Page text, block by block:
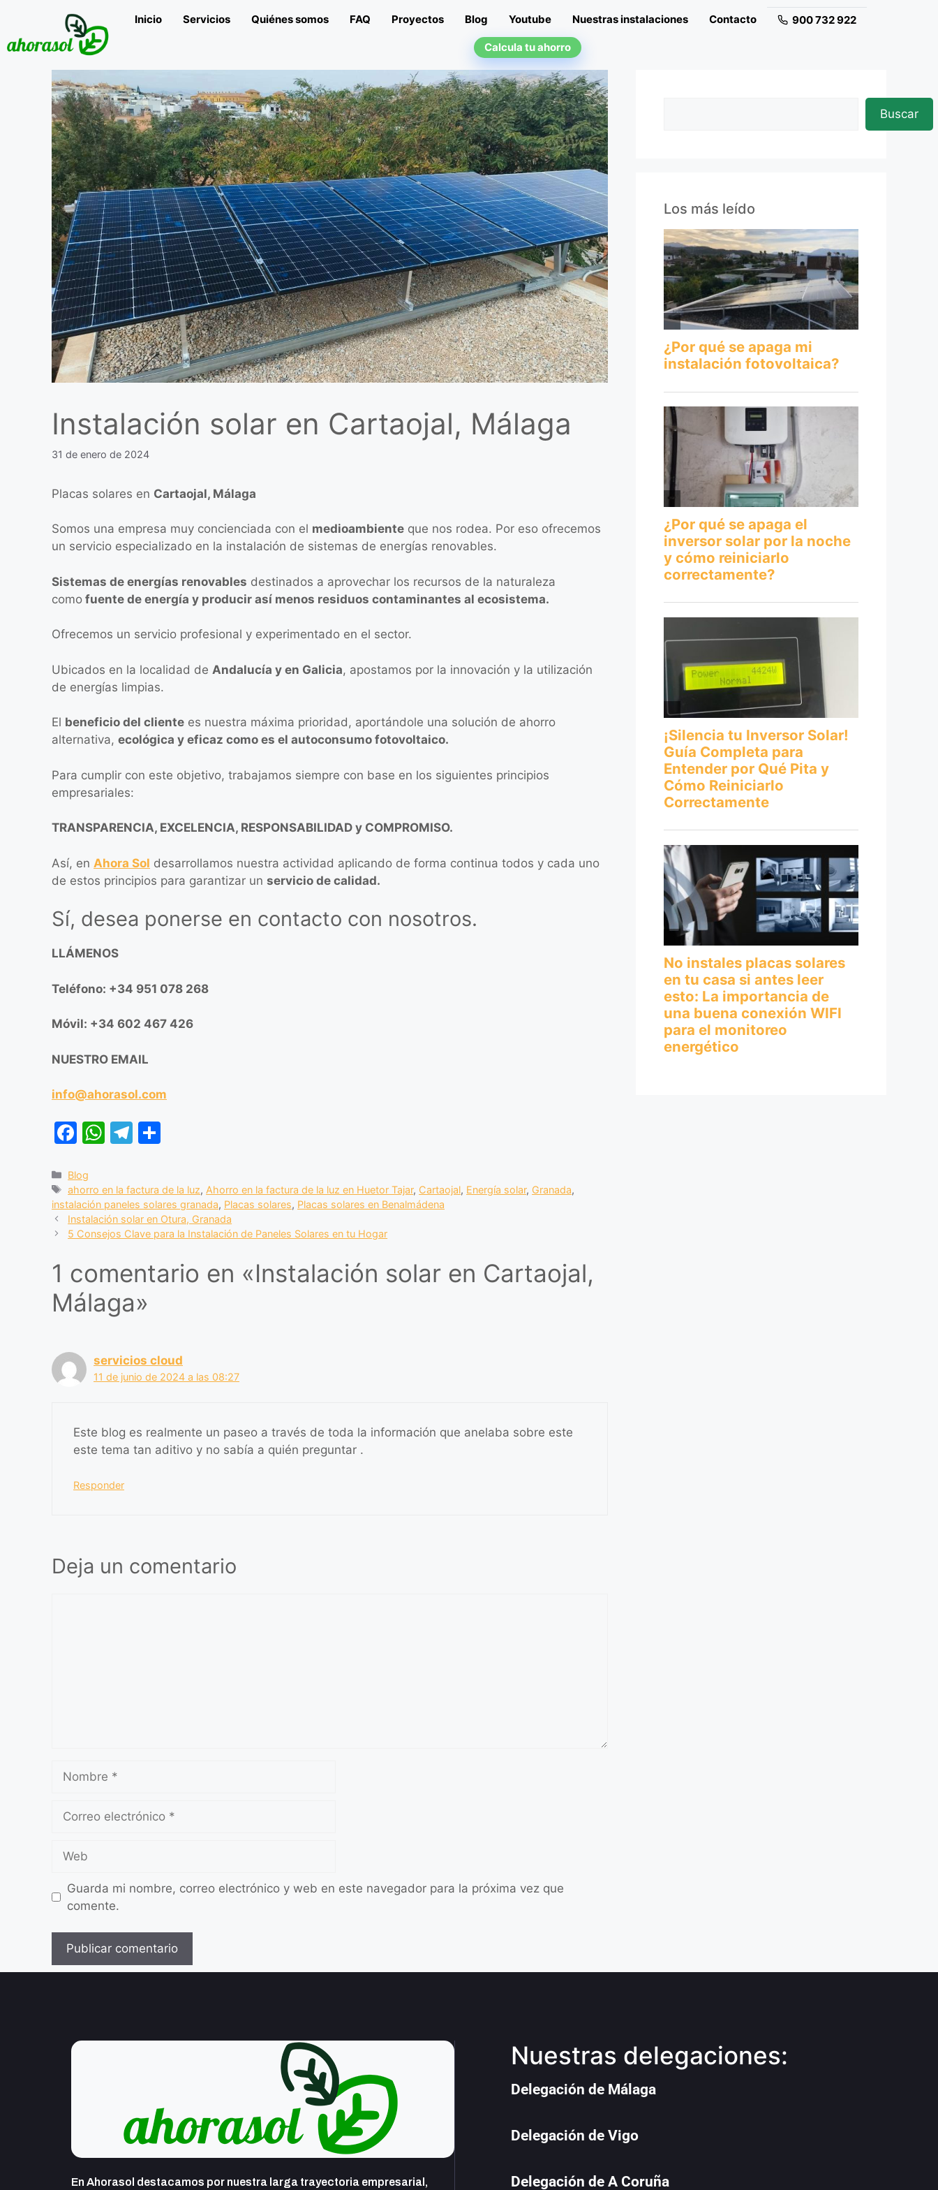
Inicio Servicios Quiénes somos FAQ Proyectos Blog Youtube Nuestras instalaciones Contacto 900 732 922
Calcula tu ahorro
Instalación solar en Cartaojal, Málaga
31 de enero de 2024
Placas solares en Cartaojal, Málaga
Somos una empresa muy concienciada con el medioambiente que nos rodea. Por eso ofrecemos
un servicio especializado en la instalación de sistemas de energías renovables.
Sistemas de energías renovables destinados a aprovechar los recursos de la naturaleza
como fuente de energía y producir así menos residuos contaminantes al ecosistema.
Ofrecemos un servicio profesional y experimentado en el sector.
Ubicados en la localidad de Andalucía y en Galicia, apostamos por la innovación y la utilización
de energías limpias.
El beneficio del cliente es nuestra máxima prioridad, aportándole una solución de ahorro
alternativa, ecológica y eficaz como es el autoconsumo fotovoltaico.
Para cumplir con este objetivo, trabajamos siempre con base en los siguientes principios
empresariales:
TRANSPARENCIA, EXCELENCIA, RESPONSABILIDAD y COMPROMISO.
Así, en Ahora Sol desarrollamos nuestra actividad aplicando de forma continua todos y cada uno
de estos principios para garantizar un servicio de calidad.
Sí, desea ponerse en contacto con nosotros.
LLÁMENOS
Teléfono: +34 951 078 268
Móvil: +34 602 467 426
NUESTRO EMAIL
info@ahorasol.com
F
c
e
b
o
o
k
W
s
A
p
p
T
gr
a
m
p
ar
tir
Blog
ahorro en la factura de la luz, Ahorro en la factura de la luz en Huetor Tajar, Cartaojal, Energía solar, Granada,
instalación paneles solares granada, Placas solares, Placas solares en Benalmádena
Instalación solar en Otura, Granada
5 Consejos Clave para la Instalación de Paneles Solares en tu Hogar
1 comentario en «Instalación solar en Cartaojal,
Málaga»
servicios cloud
11 de junio de 2024 a las 08:27
Este blog es realmente un paseo a través de toda la información que anelaba sobre este
este tema tan aditivo y no sabía a quién preguntar .
Responder
Deja un comentario
Guarda mi nombre, correo electrónico y web en este navegador para la próxima vez que
comente.
Buscar
Los más leído
En Ahorasol destacamos por nuestra larga trayectoria empresarial,
Nuestras delegaciones:
Delegación de Málaga
Delegación de Vigo
Delegación de A Coruña